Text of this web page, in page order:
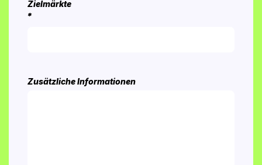
Zielmärkte
*
Zusätzliche Informationen